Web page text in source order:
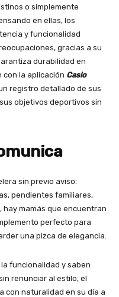
o simplemente
en ellas, los
y funcionalidad
gracias a su
durabilidad en
la aplicación Casio
registro detallado de sus
objetivos deportivos sin
sin previo aviso:
pendientes familiares,
hay mamás que encuentran
perfecto para
una pizca de elegancia.
funcionalidad y saben
renunciar al estilo, el
con naturalidad en su día a